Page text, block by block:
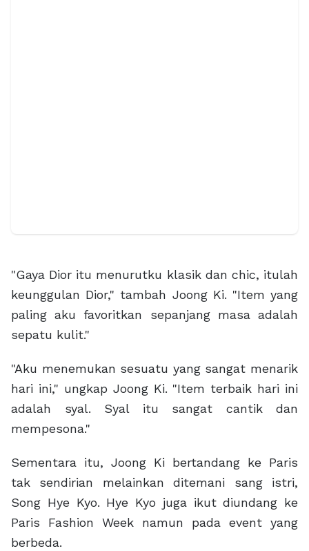
"Gaya Dior itu menurutku klasik dan chic, itulah
keunggulan Dior," tambah Joong Ki. "Item yang
paling aku favoritkan sepanjang masa adalah
sepatu kulit."
"Aku menemukan sesuatu yang sangat menarik
hari ini," ungkap Joong Ki. "Item terbaik hari ini
adalah syal. Syal itu sangat cantik dan
mempesona."
Sementara itu, Joong Ki bertandang ke Paris
tak sendirian melainkan ditemani sang istri,
Song Hye Kyo. Hye Kyo juga ikut diundang ke
Paris Fashion Week namun pada event yang
berbeda.